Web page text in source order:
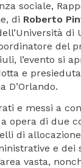
sociale,
di Roberto
di
del
l’evento si
e
D’Orlando.
e messi a
opera di due
di
e dei
vasta,